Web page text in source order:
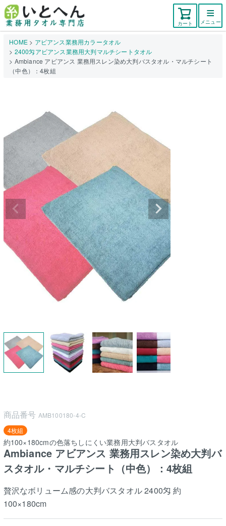
カート メニュー
HOME
アビアンス業務用カラータオル
2400匁アビアンス業務用大判マルチシートタオル
Ambiance アビアンス 業務用スレン染め大判バスタオル・マルチシート
（中色）：4枚組
商品番号 AMB100180-4-C
4枚組
約100×180cmの色落ちしにくい業務用大判バスタオル
Ambiance アビアンス 業務用スレン染め大判バ
スタオル・マルチシート（中色）：4枚組
贅沢なボリューム感の大判バスタオル 2400匁 約
100×180cm